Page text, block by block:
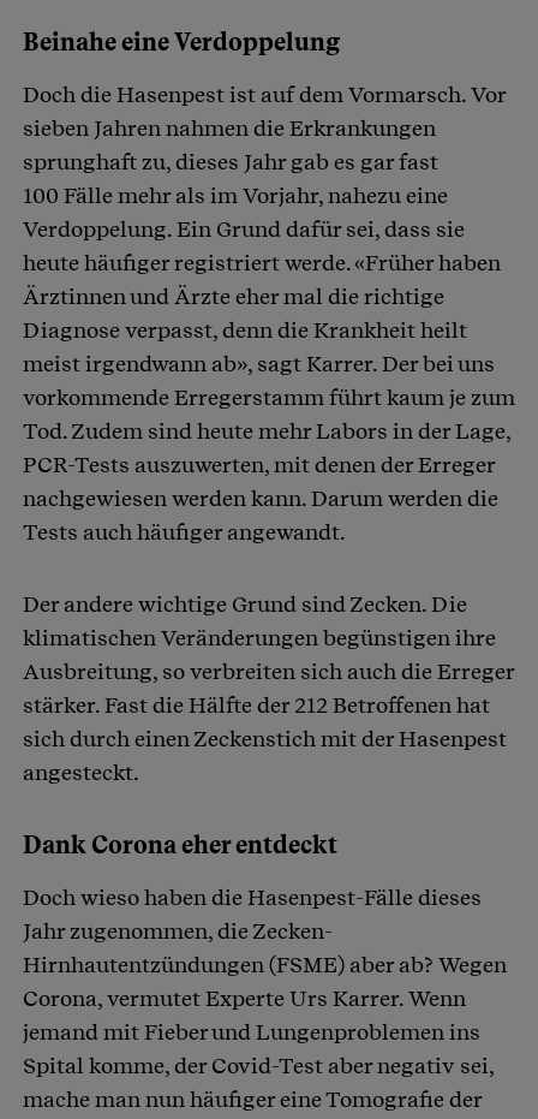
Beinahe eine Verdoppelung
Doch die Hasenpest ist auf dem Vormarsch. Vor
sieben Jahren nahmen die Erkrankungen
sprunghaft zu, dieses Jahr gab es gar fast
100 Fälle mehr als im Vorjahr, nahezu eine
Verdoppelung. Ein Grund dafür sei, dass sie
heute häufiger registriert werde. «Früher haben
Ärztinnen und Ärzte eher mal die richtige
Diagnose verpasst, denn die Krankheit heilt
meist irgendwann ab», sagt Karrer. Der bei uns
vorkommende Erregerstamm führt kaum je zum
Tod. Zudem sind heute mehr Labors in der Lage,
PCR-Tests auszuwerten, mit denen der Erreger
nachgewiesen werden kann. Darum werden die
Tests auch häufiger angewandt.
Der andere wichtige Grund sind Zecken. Die
klimatischen Veränderungen begünstigen ihre
Ausbreitung, so verbreiten sich auch die Erreger
stärker. Fast die Hälfte der 212 Betroffenen hat
sich durch einen Zeckenstich mit der Hasenpest
angesteckt.
Dank Corona eher entdeckt
Doch wieso haben die Hasenpest-Fälle dieses
Jahr zugenommen, die Zecken-
Hirnhautentzündungen (FSME) aber ab? Wegen
Corona, vermutet Experte Urs Karrer. Wenn
jemand mit Fieber und Lungenproblemen ins
Spital komme, der Covid-Test aber negativ sei,
mache man nun häufiger eine Tomografie der